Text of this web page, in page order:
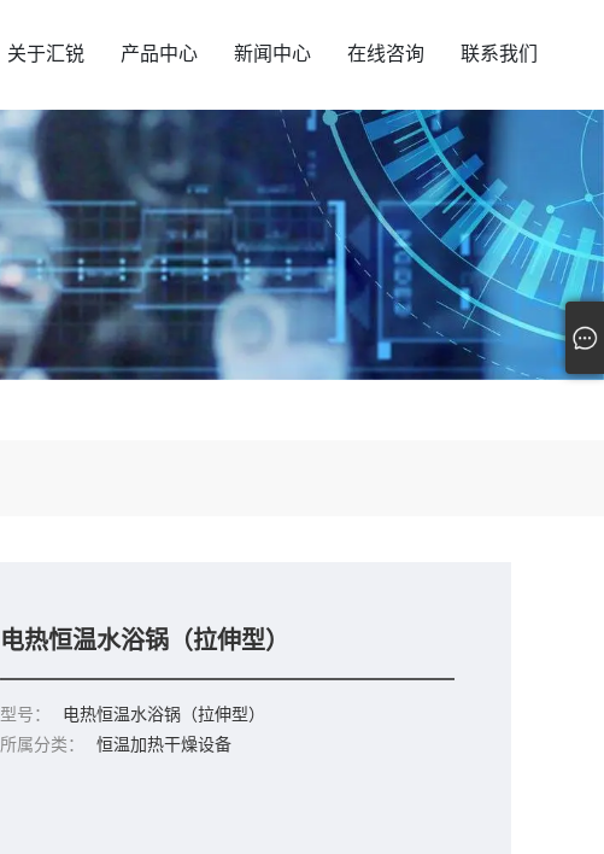
关于汇锐 产品中心 新闻中心 在线咨询 联系我们
电热恒温水浴锅（拉伸型）
型号：
电热恒温水浴锅（拉伸型）
所属分类：
恒温加热干燥设备